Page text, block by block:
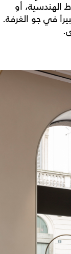
الهندسية، أو
في جو الغرفة.